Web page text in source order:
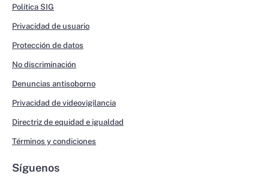
Política SIG
Privacidad de usuario
Protección de datos
No discriminación
Denuncias antisoborno
Privacidad de videovigilancia
Directriz de equidad e igualdad
Términos y condiciones
Síguenos